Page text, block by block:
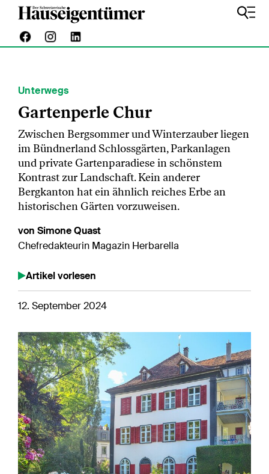
Unterwegs
Gartenperle Chur
Zwischen Bergsommer und Winterzauber liegen
im Bündnerland Schlossgärten, Parkanlagen
und private Gartenparadiese in schönstem
Kontrast zur Landschaft. Kein anderer
Bergkanton hat ein ähnlich reiches Erbe an
historischen Gärten vorzuweisen.
von Simone Quast
Chefredakteurin Magazin Herbarella
Artikel vorlesen
12. September 2024